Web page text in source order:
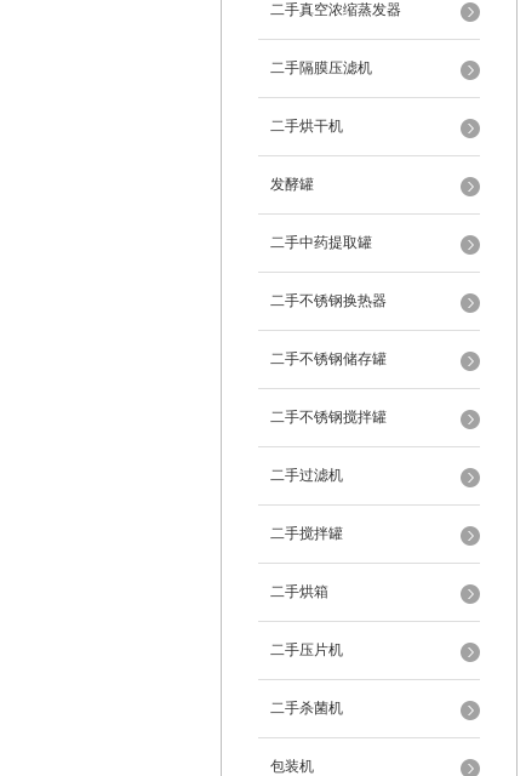
二手真空浓缩蒸发器
二手隔膜压滤机
二手烘干机
发酵罐
二手中药提取罐
二手不锈钢换热器
二手不锈钢储存罐
二手不锈钢搅拌罐
二手过滤机
二手搅拌罐
二手烘箱
二手压片机
二手杀菌机
包装机